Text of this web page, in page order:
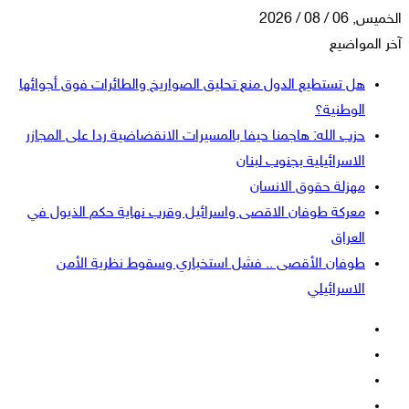
الخميس, 06 / 08 / 2026
آخر المواضيع
هل تستطيع الدول منع تحليق الصواريخ والطائرات فوق أجوائها
الوطنية؟
حزب الله: هاجمنا حيفا بالمسيرات الانقضاضية ردا على المجازر
الاسرائيلية بجنوب لبنان
مهزلة حقوق الانسان
معركة طوفان الاقصى واسرائيل وقرب نهاية حكم الذيول في
العراق
طوفان الأقصى .. فشل استخباري وسقوط نظرية الأمن
الاسرائيلي